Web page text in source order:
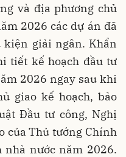
và địa phương chủ
2026 các dự án đã
kiện giải ngân. Khẩn
tiết kế hoạch đầu tư
2026 ngay sau khi
giao kế hoạch, bảo
Đầu tư công, Nghị
của Thủ tướng Chính
nhà nước năm 2026.